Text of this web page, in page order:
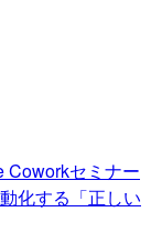
Coworkセミナー
化する「正しい